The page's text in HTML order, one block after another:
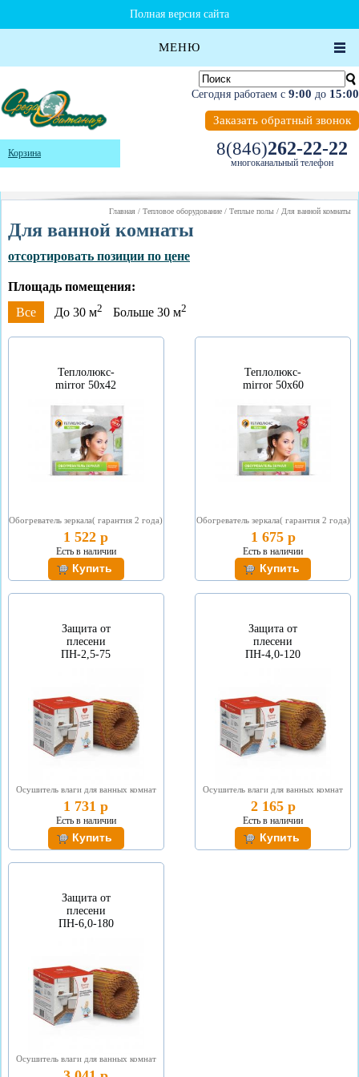
Полная версия сайта
МЕНЮ
Сегодня работаем с 9:00 до 15:00
Заказать обратный звонок
8(846)262-22-22
многоканальный телефон
Корзина
Главная / Тепловое оборудование / Теплые полы / Для ванной комнаты
Для ванной комнаты
отсортировать позиции по цене
Площадь помещения:
Все
До 30 м2 Больше 30 м2
Теплолюкс-
mirror 50х42
Обогреватель зеркала( гарантия 2 года)
1 522 р
Есть в наличии
Теплолюкс-
mirror 50х60
Обогреватель зеркала( гарантия 2 года)
1 675 р
Есть в наличии
Защита от
плесени
ПН-2,5-75
Осушитель влаги для ванных комнат
1 731 р
Есть в наличии
Защита от
плесени
ПН-4,0-120
Осушитель влаги для ванных комнат
2 165 р
Есть в наличии
Защита от
плесени
ПН-6,0-180
Осушитель влаги для ванных комнат